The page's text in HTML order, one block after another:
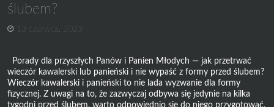
ślubem?
13 czerwca, 2023
Porady dla przyszłych Panów i Panien Młodych — jak przetrwać
wieczór kawalerski lub panieński i nie wypaść z formy przed ślubem?
Wieczór kawalerski i panieński to nie lada wyzwanie dla formy
fizycznej. Z uwagi na to, że zazwyczaj odbywa się jedynie na kilka
tygodni przed ślubem, warto odpowiednio się do niego przygotować,